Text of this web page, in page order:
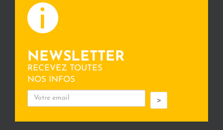
NEWSLETTER
RECEVEZ TOUTES
NOS INFOS
>